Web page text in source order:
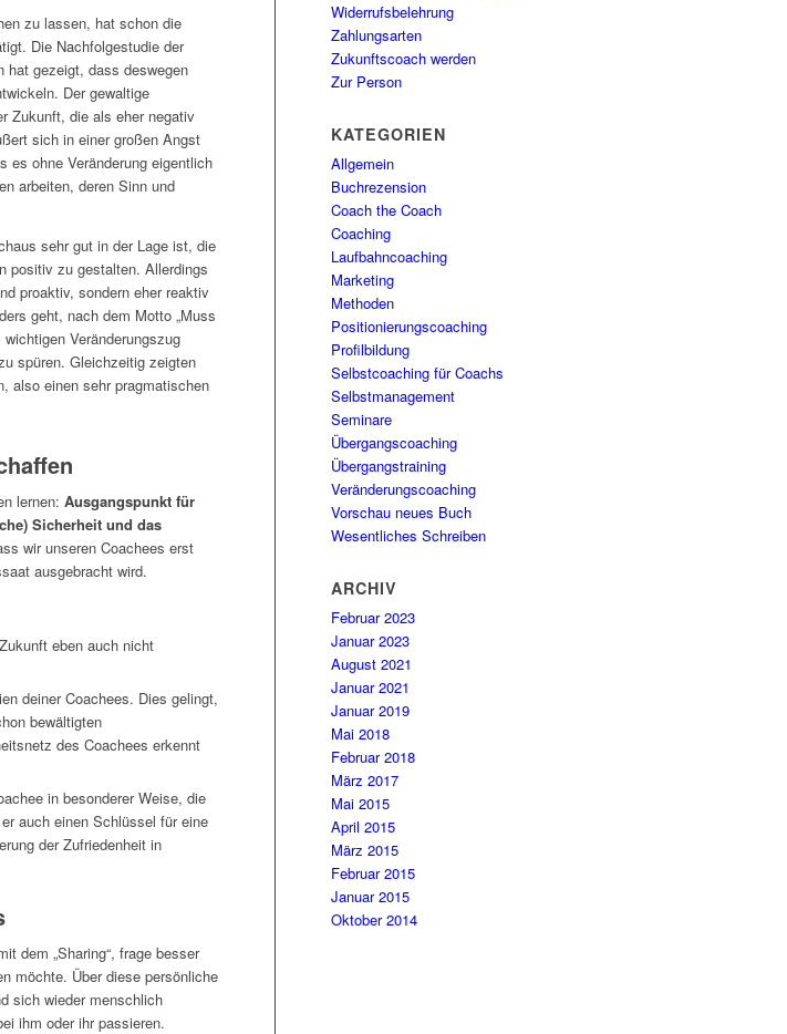
zu lassen, hat schon die
Die Nachfolgestudie der
hat gezeigt, dass deswegen
Der gewaltige
Zukunft, die als eher negativ
sich in einer großen Angst
es ohne Veränderung eigentlich
arbeiten, deren Sinn und
sehr gut in der Lage ist, die
positiv zu gestalten. Allerdings
proaktiv, sondern eher reaktiv
geht, nach dem Motto „Muss
Veränderungszug
spüren. Gleichzeitig zeigten
also einen sehr pragmatischen
lernen: Ausgangspunkt für
Sicherheit und das
wir unseren Coachees erst
ausgebracht wird.
eben auch nicht
deiner Coachees. Dies gelingt,
bewältigten
des Coachees erkennt
in besonderer Weise, die
auch einen Schlüssel für eine
der Zufriedenheit in
dem „Sharing“, frage besser
möchte. Über diese persönliche
sich wieder menschlich
ihm oder ihr passieren.
Widerrufsbelehrung
Zahlungsarten
Zukunftscoach werden
Zur Person
KATEGORIEN
Allgemein
Buchrezension
Coach the Coach
Coaching
Laufbahncoaching
Marketing
Methoden
Positionierungscoaching
Profilbildung
Selbstcoaching für Coachs
Selbstmanagement
Seminare
Übergangscoaching
Übergangstraining
Veränderungscoaching
Vorschau neues Buch
Wesentliches Schreiben
ARCHIV
Februar 2023
Januar 2023
August 2021
Januar 2021
Januar 2019
Mai 2018
Februar 2018
März 2017
Mai 2015
April 2015
März 2015
Februar 2015
Januar 2015
Oktober 2014